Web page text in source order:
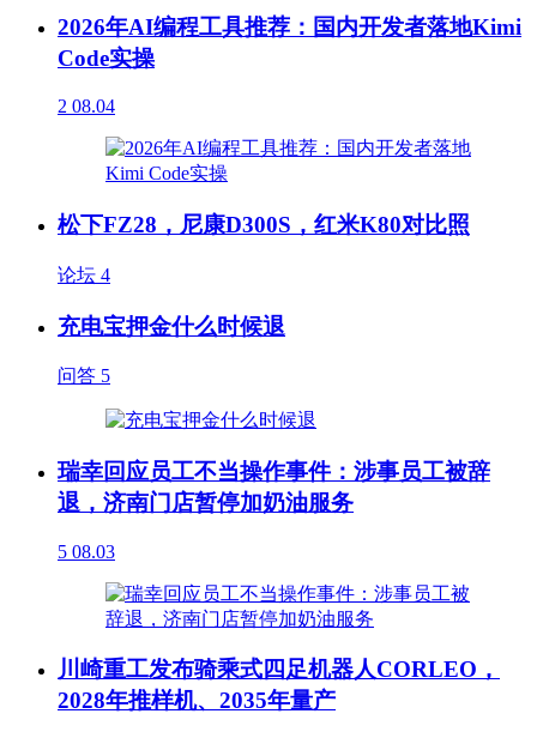
2026年AI编程工具推荐：国内开发者落地Kimi
Code实操
2 08.04
松下FZ28，尼康D300S，红米K80对比照
论坛 4
充电宝押金什么时候退
问答 5
瑞幸回应员工不当操作事件：涉事员工被辞
退，济南门店暂停加奶油服务
5 08.03
川崎重工发布骑乘式四足机器人CORLEO，
2028年推样机、2035年量产